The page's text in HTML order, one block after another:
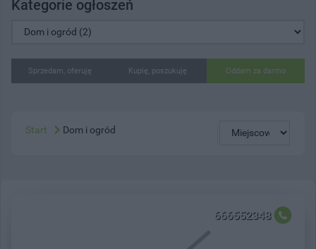
Kategorie ogłoszeń
Sprzedam, oferuję Kupię, poszukuję Oddam za darmo
Start Dom i ogród
666552348